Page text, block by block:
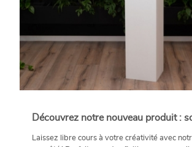
Découvrez notre nouveau produit :
Laissez libre cours à votre créativité avec